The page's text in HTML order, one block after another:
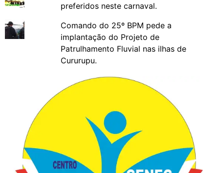
preferidos neste carnaval.
Comando do 25º BPM pede a
implantação do Projeto de
Patrulhamento Fluvial nas ilhas de
Cururupu.